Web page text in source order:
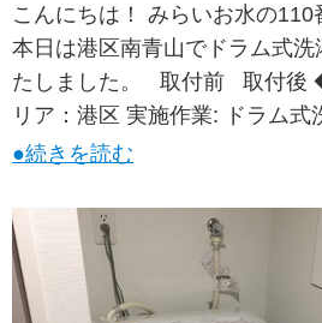
こんにちは！ みらいお水の110
本日は港区南青山でドラム式
たしました。 取付前 取付後
リア：港区 実施作業: ドラム
●続きを読む